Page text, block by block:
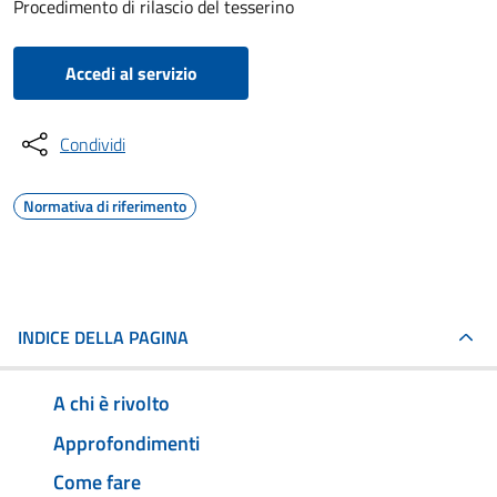
Procedimento di rilascio del tesserino
Accedi al servizio
Condividi
Normativa di riferimento
INDICE DELLA PAGINA
A chi è rivolto
Approfondimenti
Come fare